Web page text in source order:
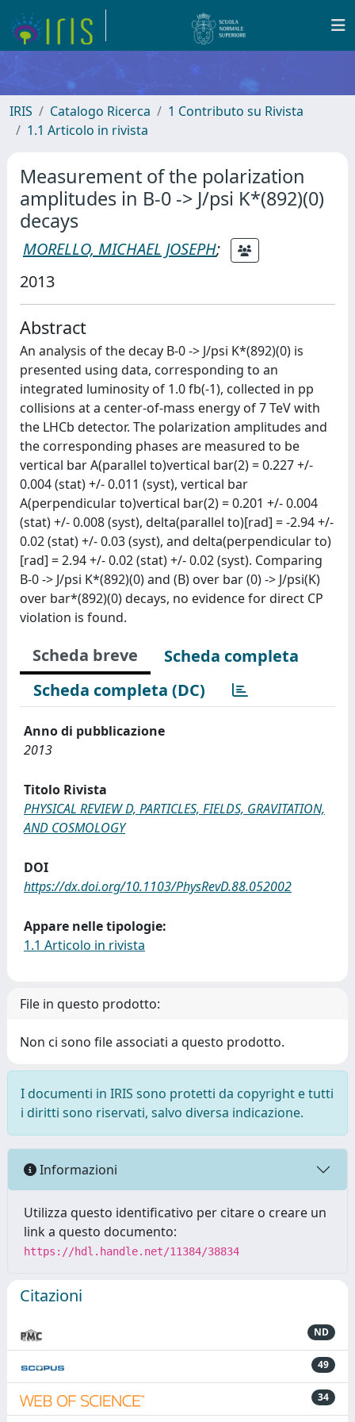
IRIS Catalogo Ricerca
1 Contributo su Rivista
1.1 Articolo in rivista
Measurement of the polarization
amplitudes in B-0 -> J/psi K*(892)(0)
decays
MORELLO, MICHAEL JOSEPH;
2013
Abstract
An analysis of the decay B-0 -> J/psi K*(892)(0) is
presented using data, corresponding to an
integrated luminosity of 1.0 fb(-1), collected in pp
collisions at a center-of-mass energy of 7 TeV with
the LHCb detector. The polarization amplitudes and
the corresponding phases are measured to be
vertical bar A(parallel to)vertical bar(2) = 0.227 +/-
0.004 (stat) +/- 0.011 (syst), vertical bar
A(perpendicular to)vertical bar(2) = 0.201 +/- 0.004
(stat) +/- 0.008 (syst), delta(parallel to)[rad] = -2.94 +/-
0.02 (stat) +/- 0.03 (syst), and delta(perpendicular to)
[rad] = 2.94 +/- 0.02 (stat) +/- 0.02 (syst). Comparing
B-0 -> J/psi K*(892)(0) and (B) over bar (0) -> J/psi(K)
over bar*(892)(0) decays, no evidence for direct CP
violation is found.
Scheda breve
Scheda completa
Scheda completa (DC)
Anno di pubblicazione
2013
Titolo Rivista
PHYSICAL REVIEW D, PARTICLES, FIELDS, GRAVITATION,
AND COSMOLOGY
DOI
https://dx.doi.org/10.1103/PhysRevD.88.052002
Appare nelle tipologie:
1.1 Articolo in rivista
File in questo prodotto:
Non ci sono file associati a questo prodotto.
I documenti in IRIS sono protetti da copyright e tutti
i diritti sono riservati, salvo diversa indicazione.
Informazioni
Utilizza questo identificativo per citare o creare un
link a questo documento:
https://hdl.handle.net/11384/38834
Citazioni
ND
49
34